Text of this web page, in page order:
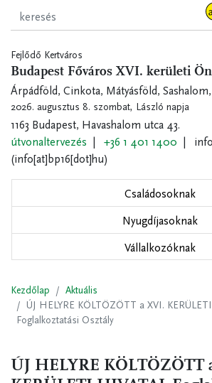
Fejlődő Kertváros
Budapest Főváros XVI. kerületi
Árpádföld, Cinkota, Mátyásföld,
2026. augusztus 8. szombat, László napja
1163 Budapest, Havashalom utca 43.
útvonaltervezés
+36 1 401 1400 info
(info[at]bp16[dot]hu)
Családosoknak
Nyugdíjasoknak
Vállalkozóknak
Kezdőlap
Aktuális
ÚJ HELYRE KÖLTÖZÖTT a XVI.
Foglalkoztatási Osztály
ÚJ HELYRE KÖLTÖZÖTT